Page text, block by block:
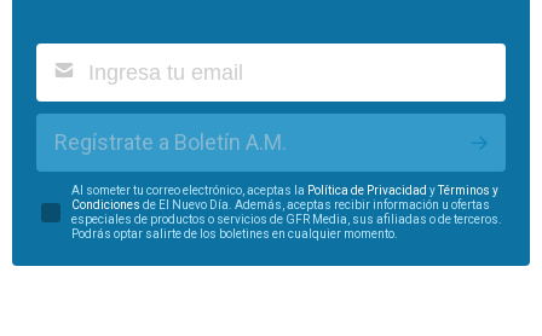
Regístrate a Boletín A.M.
Al someter tu correo electrónico, aceptas la Política de Privacidad y
Términos y
Condiciones de El Nuevo Día. Además, aceptas recibir información u ofertas
especiales de productos o servicios de GFR Media, sus afiliadas o de terceros.
Podrás optar salirte de los boletines en cualquier momento.